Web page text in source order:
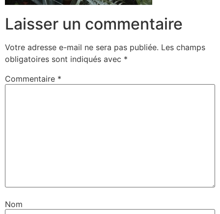
Laisser un commentaire
Votre adresse e-mail ne sera pas publiée. Les champs
obligatoires sont indiqués avec *
Commentaire *
Nom